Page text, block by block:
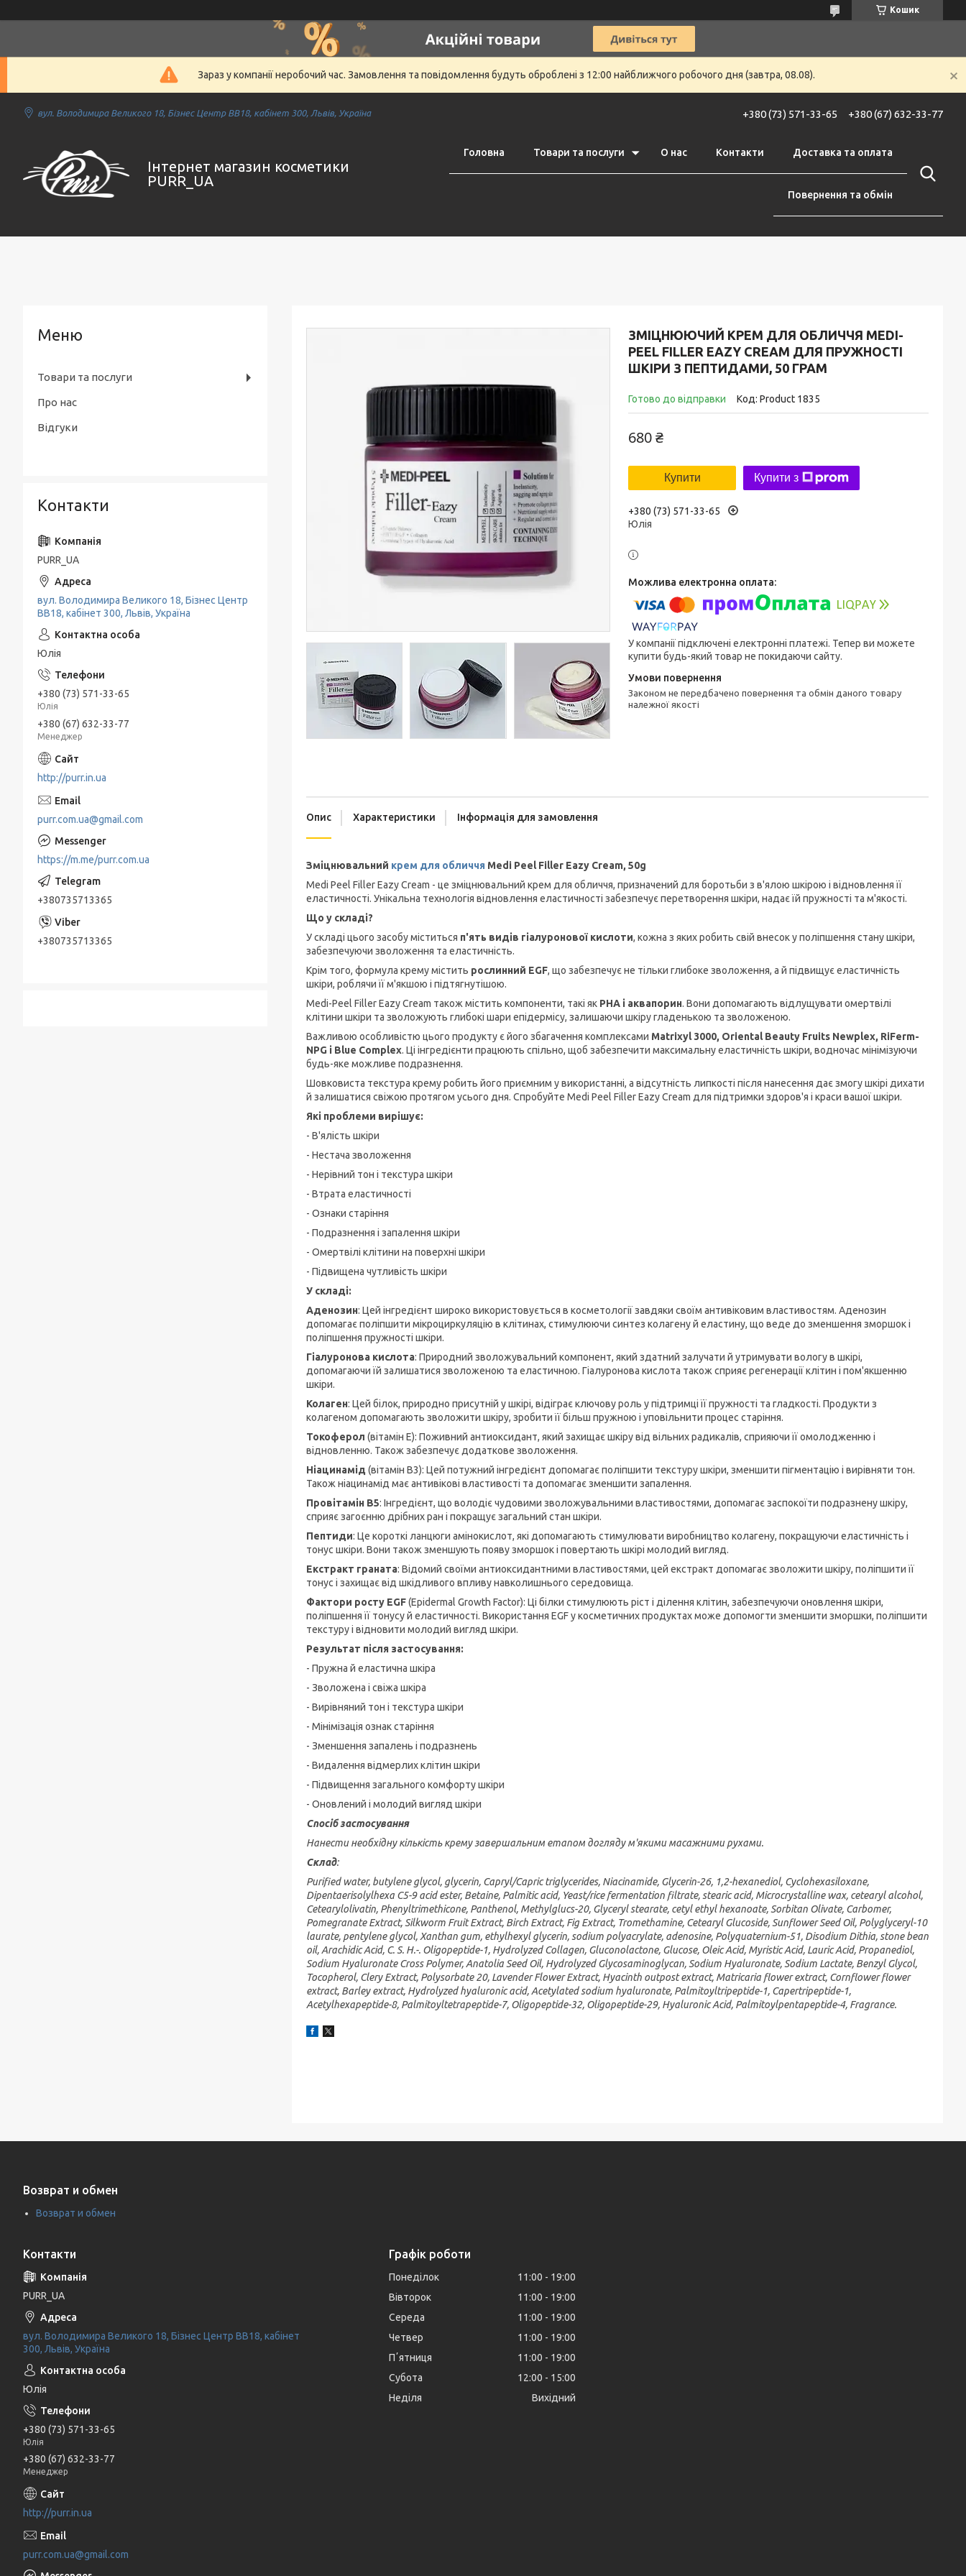
Кошик
Зараз у компанії неробочий час. Замовлення та повідомлення будуть оброблені з 12:00 найближчого робочого дня (завтра, 08.08).
вул. Володимира Великого 18, Бізнес Центр ВВ18, кабінет 300, Львів, Україна +380 (73) 571-33-65 +380 (67) 632-33-77
Інтернет магазин косметики
PURR_UA
Головна Товари та послуги О нас Контакти Доставка та оплата
Повернення та обмін
ЗМІЦНЮЮЧИЙ КРЕМ ДЛЯ ОБЛИЧЧЯ MEDI-
PEEL FILLER EAZY CREAM ДЛЯ ПРУЖНОСТІ
ШКІРИ З ПЕПТИДАМИ, 50 ГРАМ
Готово до відправки Код: Product 1835
680 ₴
Купити Купити з
+380 (73) 571-33-65
Юлія
У компанії підключені електронні платежі. Тепер ви можете
купити будь-який товар не покидаючи сайту.
Законом не передбачено повернення та обмін даного товару
належної якості
Опис Характеристики Інформація для замовлення
Зміцнювальний крем для обличчя Medi Peel Filler Eazy Cream, 50g
Medi Peel Filler Eazy Cream - це зміцнювальний крем для обличчя, призначений для боротьби з в'ялою шкірою і відновлення її
еластичності. Унікальна технологія відновлення еластичності забезпечує перетворення шкіри, надає їй пружності та м'якості.
Що у складі?
У складі цього засобу міститься п'ять видів гіалуронової кислоти, кожна з яких робить свій внесок у поліпшення стану шкіри,
забезпечуючи зволоження та еластичність.
Крім того, формула крему містить рослинний EGF, що забезпечує не тільки глибоке зволоження, а й підвищує еластичність
шкіри, роблячи її м'якшою і підтягнутішою.
Medi-Peel Filler Eazy Cream також містить компоненти, такі як PHA і аквапорин. Вони допомагають відлущувати омертвілі
клітини шкіри та зволожують глибокі шари епідермісу, залишаючи шкіру гладенькою та зволоженою.
Важливою особливістю цього продукту є його збагачення комплексами Matrixyl 3000, Oriental Beauty Fruits Newplex, RiFerm-
NPG і Blue Complex. Ці інгредієнти працюють спільно, щоб забезпечити максимальну еластичність шкіри, водночас мінімізуючи
будь-яке можливе подразнення.
Шовковиста текстура крему робить його приємним у використанні, а відсутність липкості після нанесення дає змогу шкірі дихати
й залишатися свіжою протягом усього дня. Спробуйте Medi Peel Filler Eazy Cream для підтримки здоров'я і краси вашої шкіри.
Які проблеми вирішує:
- В'ялість шкіри
- Нестача зволоження
- Нерівний тон і текстура шкіри
- Втрата еластичності
- Ознаки старіння
- Подразнення і запалення шкіри
- Омертвілі клітини на поверхні шкіри
- Підвищена чутливість шкіри
У складі:
Аденозин: Цей інгредієнт широко використовується в косметології завдяки своїм антивіковим властивостям. Аденозин
допомагає поліпшити мікроциркуляцію в клітинах, стимулюючи синтез колагену й еластину, що веде до зменшення зморшок і
поліпшення пружності шкіри.
Гіалуронова кислота: Природний зволожувальний компонент, який здатний залучати й утримувати вологу в шкірі,
допомагаючи їй залишатися зволоженою та еластичною. Гіалуронова кислота також сприяє регенерації клітин і пом'якшенню
шкіри.
Колаген: Цей білок, природно присутній у шкірі, відіграє ключову роль у підтримці її пружності та гладкості. Продукти з
колагеном допомагають зволожити шкіру, зробити її більш пружною і уповільнити процес старіння.
Токоферол (вітамін E): Поживний антиоксидант, який захищає шкіру від вільних радикалів, сприяючи її омолодженню і
відновленню. Також забезпечує додаткове зволоження.
Ніацинамід (вітамін B3): Цей потужний інгредієнт допомагає поліпшити текстуру шкіри, зменшити пігментацію і вирівняти тон.
Також ніацинамід має антивікові властивості та допомагає зменшити запалення.
Провітамін B5: Інгредієнт, що володіє чудовими зволожувальними властивостями, допомагає заспокоїти подразнену шкіру,
сприяє загоєнню дрібних ран і покращує загальний стан шкіри.
Пептиди: Це короткі ланцюги амінокислот, які допомагають стимулювати виробництво колагену, покращуючи еластичність і
тонус шкіри. Вони також зменшують появу зморшок і повертають шкірі молодий вигляд.
Екстракт граната: Відомий своїми антиоксидантними властивостями, цей екстракт допомагає зволожити шкіру, поліпшити її
тонус і захищає від шкідливого впливу навколишнього середовища.
Фактори росту EGF(Epidermal Growth Factor): Ці білки стимулюють ріст і ділення клітин, забезпечуючи оновлення шкіри,
поліпшення її тонусу й еластичності. Використання EGF у косметичних продуктах може допомогти зменшити зморшки, поліпшити
текстуру і відновити молодий вигляд шкіри.
Результат після застосування:
- Пружна й еластична шкіра
- Зволожена і свіжа шкіра
- Вирівняний тон і текстура шкіри
- Мінімізація ознак старіння
- Зменшення запалень і подразнень
- Видалення відмерлих клітин шкіри
- Підвищення загального комфорту шкіри
- Оновлений і молодий вигляд шкіри
Спосіб застосування
Нанести необхідну кількість крему завершальним етапом догляду м'якими масажними рухами.
Склад:
Purified water, butylene glycol, glycerin, Capryl/Capric triglycerides, Niacinamide, Glycerin-26, 1,2-hexanediol, Cyclohexasiloxane,
Dipentaerisolylhexa C5-9 acid ester, Betaine, Palmitic acid, Yeast/rice fermentation filtrate, stearic acid, Microcrystalline wax, cetearyl alcohol,
Cetearylolivatin, Phenyltrimethicone, Panthenol, Methylglucs-20, Glyceryl stearate, cetyl ethyl hexanoate, Sorbitan Olivate, Carbomer,
Pomegranate Extract, Silkworm Fruit Extract, Birch Extract, Fig Extract, Tromethamine, Cetearyl Glucoside, Sunflower Seed Oil, Polyglyceryl-10
laurate, pentylene glycol, Xanthan gum, ethylhexyl glycerin, sodium polyacrylate, adenosine, Polyquaternium-51, Disodium Dithia, stone bean
oil, Arachidic Acid, C. S. H.-. Oligopeptide-1, Hydrolyzed Collagen, Gluconolactone, Glucose, Oleic Acid, Myristic Acid, Lauric Acid, Propanediol,
Sodium Hyaluronate Cross Polymer, Anatolia Seed Oil, Hydrolyzed Glycosaminoglycan, Sodium Hyaluronate, Sodium Lactate, Benzyl Glycol,
Tocopherol, Clery Extract, Polysorbate 20, Lavender Flower Extract, Hyacinth outpost extract, Matricaria flower extract, Cornflower flower
extract, Barley extract, Hydrolyzed hyaluronic acid, Acetylated sodium hyaluronate, Palmitoyltripeptide-1, Capertripeptide-1,
Acetylhexapeptide-8, Palmitoyltetrapeptide-7, Oligopeptide-32, Oligopeptide-29, Hyaluronic Acid, Palmitoylpentapeptide-4, Fragrance.
Товари та послуги
Про нас
Відгуки
Контакти
PURR_UA
вул. Володимира Великого 18, Бізнес Центр
ВВ18, кабінет 300, Львів, Україна
Юлія
+380 (73) 571-33-65
Юлія
+380 (67) 632-33-77
Менеджер
http://purr.in.ua
purr.com.ua@gmail.com
https://m.me/purr.com.ua
+380735713365
+380735713365
Возврат и обмен
Возврат и обмен
Контакти
PURR_UA
вул. Володимира Великого 18, Бізнес Центр ВВ18, кабінет
300, Львів, Україна
Юлія
+380 (73) 571-33-65
Юлія
+380 (67) 632-33-77
Менеджер
http://purr.in.ua
purr.com.ua@gmail.com
Графік роботи
Понеділок 11:00
19:00
Вівторок
11:00
19:00
Середа
11:00
19:00
Четвер
11:00
19:00
Пʼятниця
11:00
19:00
Субота
12:00
15:00
Неділя
Вихідний